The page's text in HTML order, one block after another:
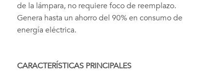
de la lámpara, no requiere foco de reemplazo.
Genera hasta un ahorro del 90% en consumo de
energía eléctrica.
CARACTERÍSTICAS PRINCIPALES